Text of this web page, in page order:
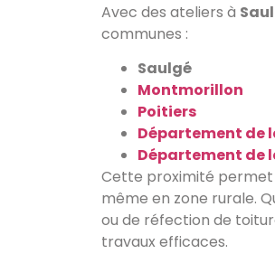
Avec des ateliers à
communes :
Saulgé
Montmorillon
Poitiers
Département de
Département de
Cette proximité permet
même en zone rurale.
ou de réfection de
travaux efficaces.